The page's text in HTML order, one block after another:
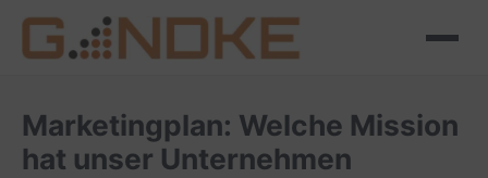
Marketingplan: Welche Mission
hat unser Unternehmen